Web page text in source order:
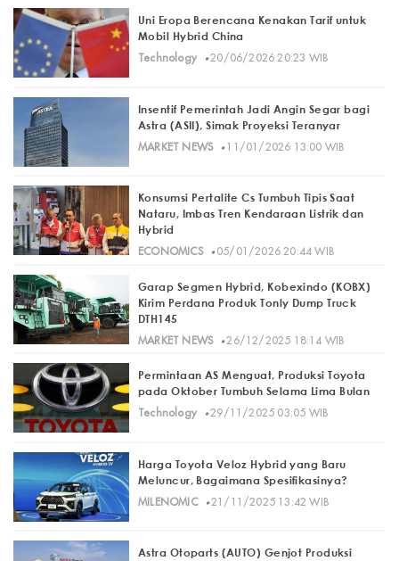
Uni Eropa Berencana Kenakan Tarif untuk
Mobil Hybrid China
Technology
· 20/06/2026 20:23 WIB
Insentif Pemerintah Jadi Angin Segar bagi
Astra (ASII), Simak Proyeksi Teranyar
MARKET NEWS· 11/01/2026 13:00 WIB
Konsumsi Pertalite Cs Tumbuh Tipis Saat
Nataru, Imbas Tren Kendaraan Listrik dan
Hybrid
ECONOMICS· 05/01/2026 20:44 WIB
Garap Segmen Hybrid, Kobexindo (KOBX)
Kirim Perdana Produk Tonly Dump Truck
DTH145
MARKET NEWS· 26/12/2025 18:14 WIB
Permintaan AS Menguat, Produksi Toyota
pada Oktober Tumbuh Selama Lima Bulan
Technology
· 29/11/2025 03:05 WIB
Harga Toyota Veloz Hybrid yang Baru
Meluncur, Bagaimana Spesifikasinya?
MILENOMIC· 21/11/2025 13:42 WIB
Astra Otoparts (AUTO) Genjot Produksi